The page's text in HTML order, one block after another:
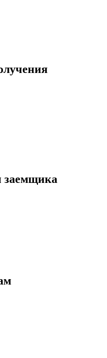
заемщика